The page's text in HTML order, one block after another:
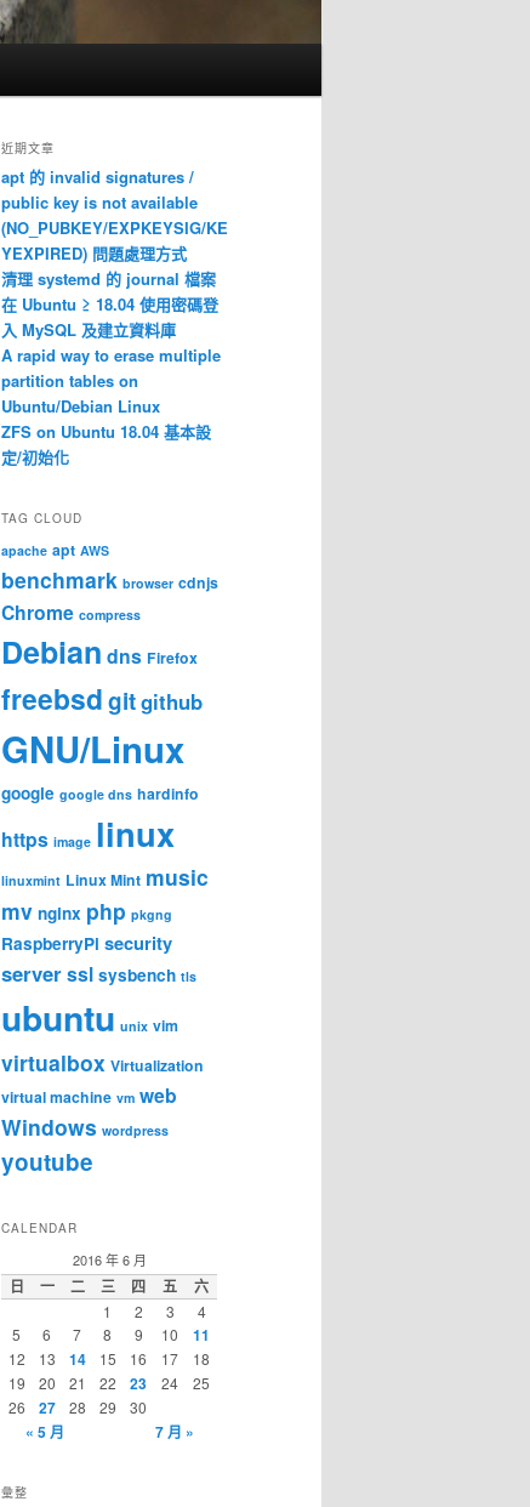
近期文章
apt 的 invalid signatures /
public key is not available
(NO_PUBKEY/EXPKEYSIG/KE
YEXPIRED) 問題處理方式
清理 systemd 的 journal 檔案
在 Ubuntu ≥ 18.04 使用密碼登
入 MySQL 及建立資料庫
A rapid way to erase multiple
partition tables on
Ubuntu/Debian Linux
ZFS on Ubuntu 18.04 基本設
定/初始化
TAG CLOUD
apache apt AWS
benchmark browser cdnjs
Chrome compress
Debian dns Firefox
freebsdgitgithub
GNU/Linux
google google dns hardinfo
https image linux
linuxmint Linux Mint music
mv nginx php pkgng
RaspberryPi security
serverssl sysbench tls
ubuntu unix vim
virtualbox Virtualization
virtual machine vm web
Windows wordpress
youtube
CALENDAR
2016 年 6 月
日 一 二 三 四 五 六
1 2 3
4
5
6 7 8 9 10 11
12 13 14 15 16 17
18
19
20 21 22 23 24
25
26
27 28 29 30
« 5 月 7 月 »
彙整